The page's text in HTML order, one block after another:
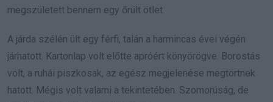
megszületett bennem egy őrült ötlet.
A járda szélén ült egy férfi, talán a harmincas évei végén
járhatott. Kartonlap volt előtte apróért könyörögve. Borostás
volt, a ruhái piszkosak, az egész megjelenése megtörtnek
hatott. Mégis volt valami a tekintetében. Szomorúság, de